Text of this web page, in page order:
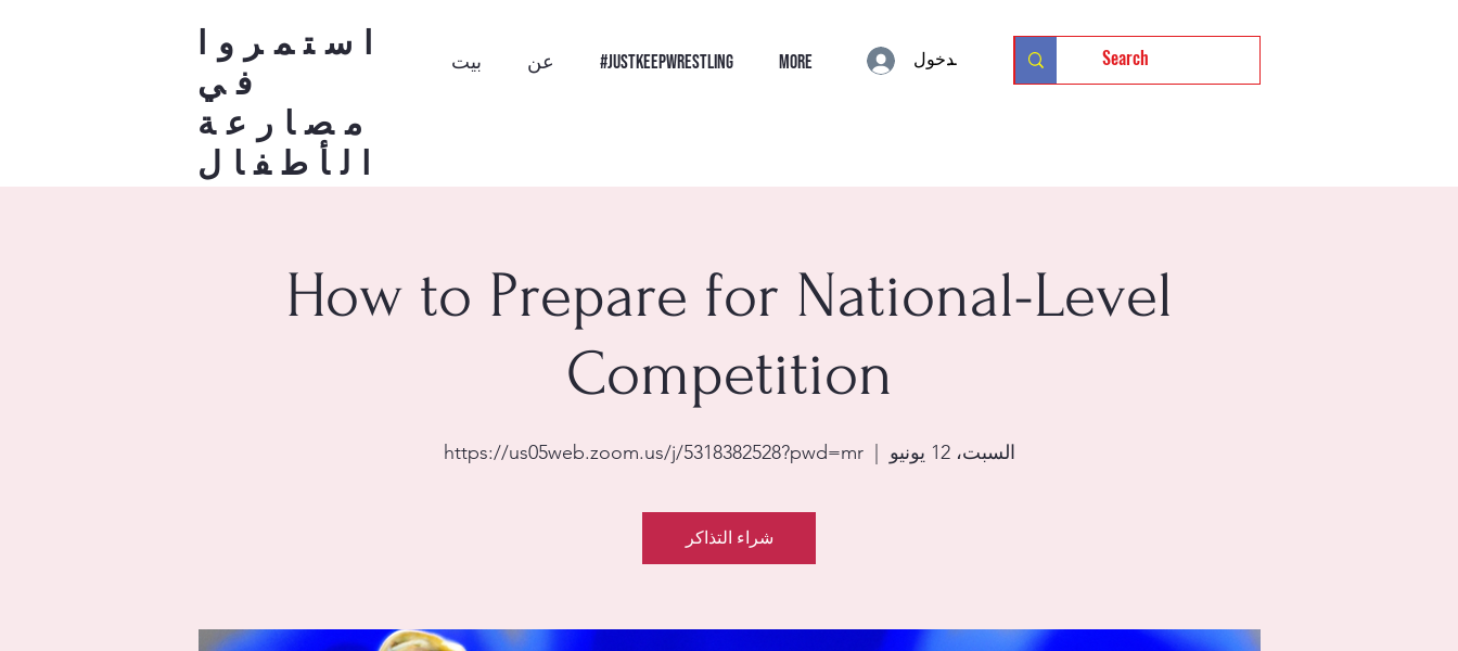
استمروا
في
مصارعة
الأطفال
بيت عن #JustKeepWrestling More تسجيل الدخول
How to Prepare for National-Level
Competition
السبت، 12 يونيو
  |
https://us05web.zoom.us/j/5318382528?pwd=mr
شراء التذاكر